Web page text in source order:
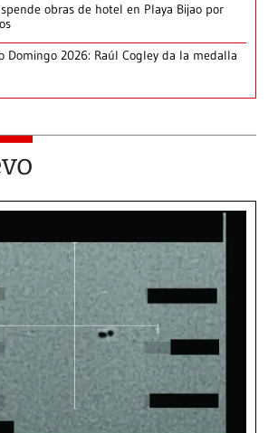
obras de hotel en Playa Bijao por
Domingo 2026: Raúl Cogley da la medalla